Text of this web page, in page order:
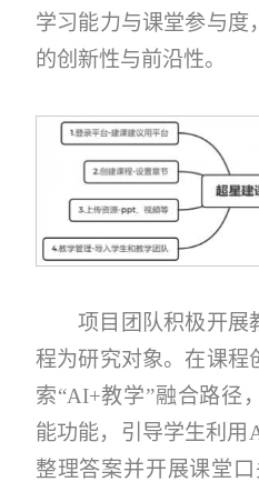
学习能力与课堂参与度
的创新性与前沿性。
项目团队积极开展
程为研究对象。在课程
索“AI+教学”融合路径
能功能，引导学生利用
整理答案并开展课堂